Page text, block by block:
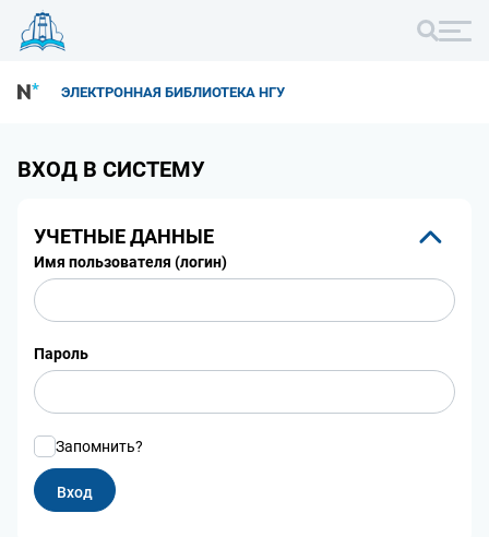
ЭЛЕКТРОННАЯ БИБЛИОТЕКА НГУ
ВХОД В СИСТЕМУ
УЧЕТНЫЕ ДАННЫЕ
Имя пользователя (логин)
Пароль
Запомнить?